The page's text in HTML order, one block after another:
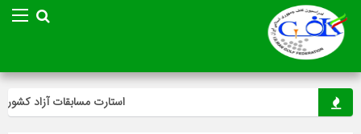
استارت مسابقات آزاد کشوری